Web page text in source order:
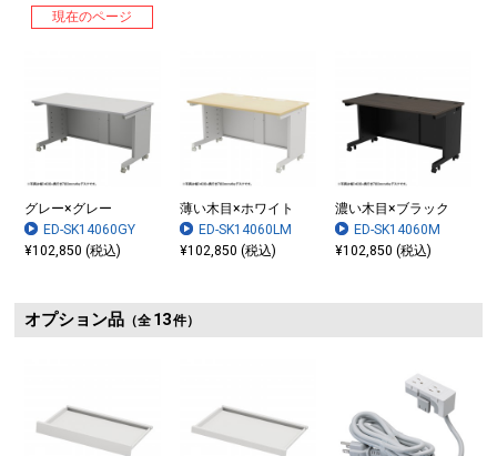
現在のページ
グレー×グレー
ED-SK14060GY
¥102,850 (税込)
薄い木目×ホワイト
ED-SK14060LM
¥102,850 (税込)
濃い木目×ブラック
ED-SK14060M
¥102,850 (税込)
オプション品（全 13件）